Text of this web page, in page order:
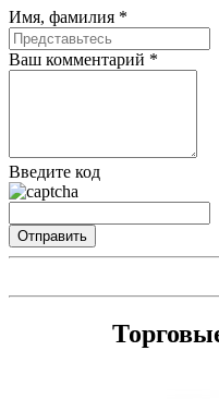
Имя, фамилия *
Ваш комментарий *
Введите код